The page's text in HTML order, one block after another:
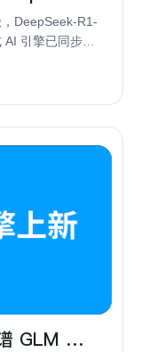
DeepSeek-R1-
引擎已同步接
用，仅需2行代
GLM 模